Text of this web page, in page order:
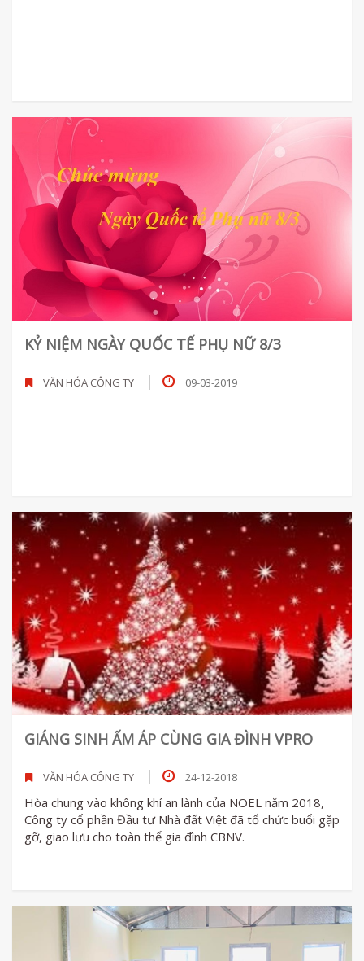
KỶ NIỆM NGÀY QUỐC TẾ PHỤ NỮ 8/3
VĂN HÓA CÔNG TY 09-03-2019
GIÁNG SINH ẤM ÁP CÙNG GIA ĐÌNH VPRO
VĂN HÓA CÔNG TY 24-12-2018
Hòa chung vào không khí an lành của NOEL năm 2018,
Công ty cổ phần Đầu tư Nhà đất Việt đã tổ chức buổi gặp
gỡ, giao lưu cho toàn thể gia đình CBNV.